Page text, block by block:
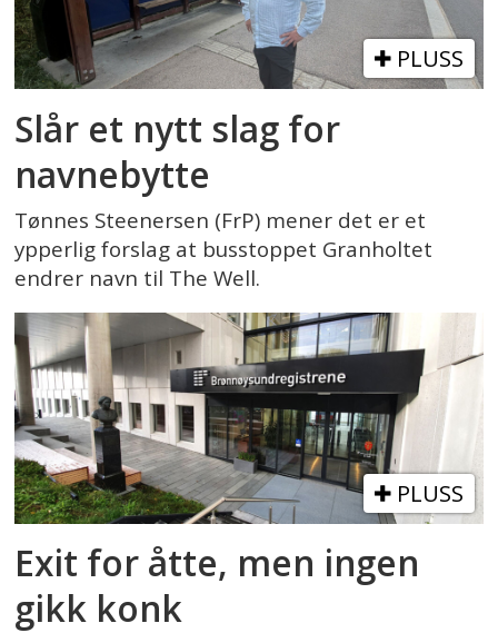
PLUSS
Slår et nytt slag for
navnebytte
Tønnes Steenersen (FrP) mener det er et
ypperlig forslag at busstoppet Granholtet
endrer navn til The Well.
PLUSS
Exit for åtte, men ingen
gikk konk